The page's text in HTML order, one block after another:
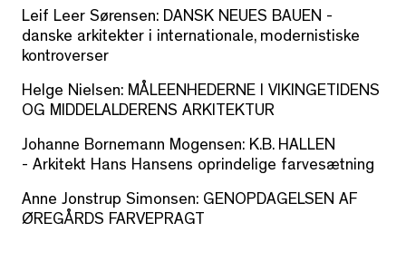
Leif Leer Sørensen: DANSK NEUES BAUEN -
danske arkitekter i internationale, modernistiske
kontroverser
Helge Nielsen: MÅLEENHEDERNE I VIKINGETIDENS
OG MIDDELALDERENS ARKITEKTUR
Johanne Bornemann Mogensen: K.B. HALLEN
- Arkitekt Hans Hansens oprindelige farvesætning
Anne Jonstrup Simonsen: GENOPDAGELSEN AF
ØREGÅRDS FARVEPRAGT